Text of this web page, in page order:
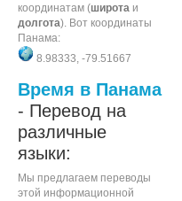
координатам (широта и
долгота). Вот координаты
Панама:
8.98333, -79.51667
Время в Панама
- Перевод на
различные
языки:
Мы предлагаем переводы
этой информационной